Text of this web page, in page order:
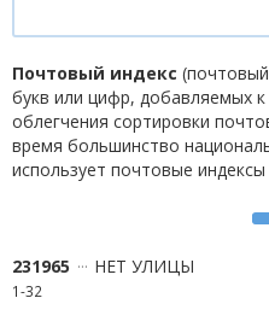
Почтовый индекс
букв или цифр, добавляемых
облегчения сортировки
время большинство
использует почтовые
231965 НЕТ УЛИЦЫ
1-32